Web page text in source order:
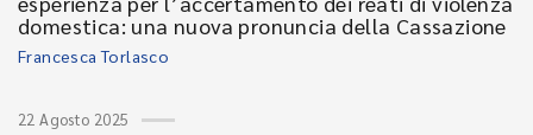
domestica: una nuova pronuncia della Cassazione
Francesca Torlasco
22 Agosto 2025